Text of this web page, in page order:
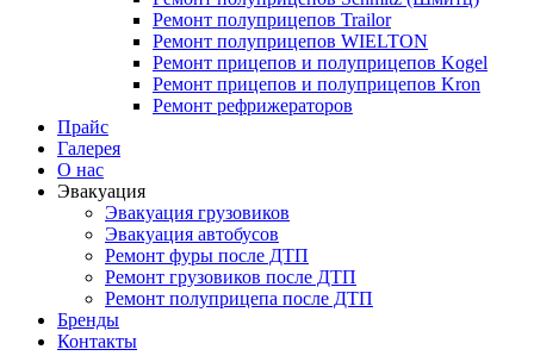
Ремонт полуприцепов Trailor
Ремонт полуприцепов WIELTON
Ремонт прицепов и полуприцепов Kogel
Ремонт прицепов и полуприцепов Kron
Ремонт рефрижераторов
Прайс
Галерея
О нас
Эвакуация
Эвакуация грузовиков
Эвакуация автобусов
Ремонт фуры после ДТП
Ремонт грузовиков после ДТП
Ремонт полуприцепа после ДТП
Бренды
Контакты